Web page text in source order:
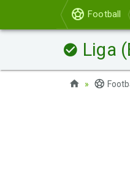
Football
Liga